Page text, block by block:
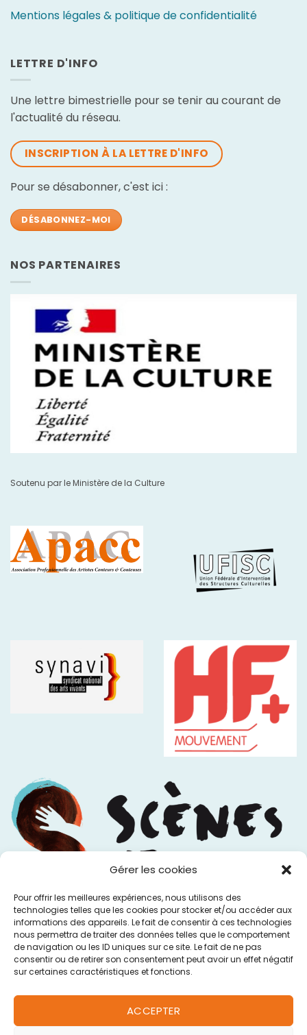
Gérer les cookies
Pour offrir les meilleures expériences, nous utilisons des
technologies telles que les cookies pour stocker et/ou accéder aux
informations des appareils. Le fait de consentir à ces technologies
nous permettra de traiter des données telles que le comportement
de navigation ou les ID uniques sur ce site. Le fait de ne pas
consentir ou de retirer son consentement peut avoir un effet négatif
sur certaines caractéristiques et fonctions.
ACCEPTER
Mentions légales & politique de confidentialité
LETTRE D'INFO
Une lettre bimestrielle pour se tenir au courant de
l'actualité du réseau.
INSCRIPTION À LA LETTRE D'INFO
Pour se désabonner, c'est ici :
DÉSABONNEZ-MOI
NOS PARTENAIRES
Soutenu par le Ministère de la Culture